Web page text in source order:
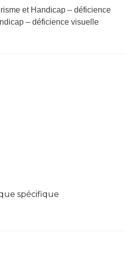
et Handicap – déficience
– déficience visuelle
spécifique